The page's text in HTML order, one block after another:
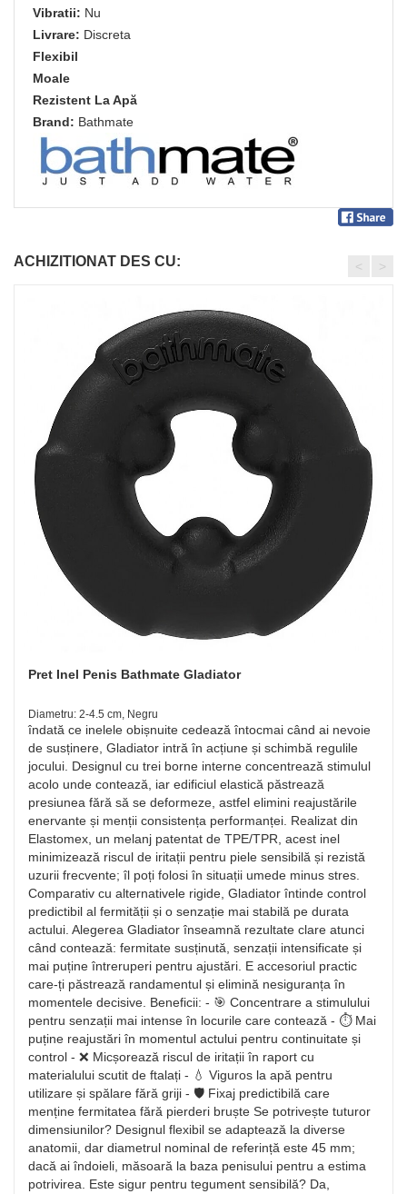
Vibratii: Nu
Livrare: Discreta
Flexibil
Moale
Rezistent La Apă
Brand: Bathmate
ACHIZITIONAT DES CU:
Pret Inel Penis Bathmate Gladiator
Diametru: 2-4.5 cm, Negru
îndată ce inelele obișnuite cedează întocmai când ai nevoie
de susținere, Gladiator intră în acțiune și schimbă regulile
jocului. Designul cu trei borne interne concentrează stimulul
acolo unde contează, iar edificiul elastică păstrează
presiunea fără să se deformeze, astfel elimini reajustările
enervante și menții consistența performanței. Realizat din
Elastomex, un melanj patentat de TPE/TPR, acest inel
minimizează riscul de iritații pentru piele sensibilă și rezistă
uzurii frecvente; îl poți folosi în situații umede minus stres.
Comparativ cu alternativele rigide, Gladiator întinde control
predictibil al fermității și o senzație mai stabilă pe durata
actului. Alegerea Gladiator înseamnă rezultate clare atunci
când contează: fermitate susținută, senzații intensificate și
mai puține întreruperi pentru ajustări. E accesoriul practic
care-ți păstrează randamentul și elimină nesiguranța în
momentele decisive. Beneficii: - 🎯 Concentrare a stimulului
pentru senzații mai intense în locurile care contează - ⏱️ Mai
puține reajustări în momentul actului pentru continuitate și
control - ❌ Micșorează riscul de iritații în raport cu
materialului scutit de ftalați - 💧 Viguros la apă pentru
utilizare și spălare fără griji - 🛡️ Fixaj predictibilă care
menține fermitatea fără pierderi bruște Se potrivește tuturor
dimensiunilor? Designul flexibil se adaptează la diverse
anatomii, dar diametrul nominal de referință este 45 mm;
dacă ai îndoieli, măsoară la baza penisului pentru a estima
potrivirea. Este sigur pentru tegument sensibilă? Da,
< >